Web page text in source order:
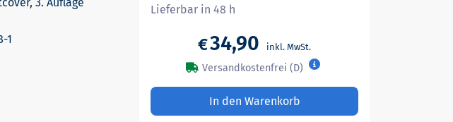
1
Lieferbar in 48 h
€34,90
Versandkostenfrei (D)
In den Warenkorb